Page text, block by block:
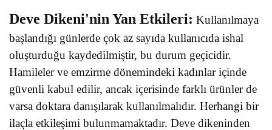
Deve Dikeni'nin Yan Etkileri: Kullanılmaya
başlandığı günlerde çok az sayıda kullanıcıda ishal
oluşturduğu kaydedilmiştir, bu durum geçicidir.
Hamileler ve emzirme dönemindeki kadınlar içinde
güvenli kabul edilir, ancak içerisinde farklı ürünler de
varsa doktara danışılarak kullanılmalıdır. Herhangi bir
ilaçla etkileşimi bulunmamaktadır. Deve dikeninden